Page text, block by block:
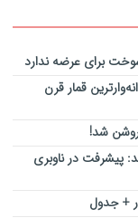
قمار قرن
شد!
پیشرفت در ناوبری
+ جدول